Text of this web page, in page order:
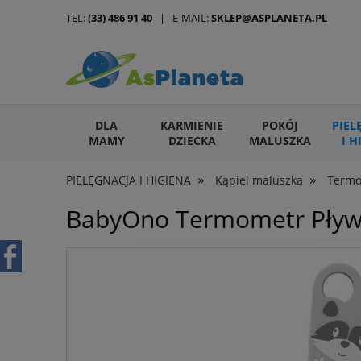
DLA
MAMY
KARMIENIE
DZIECKA
POKÓJ
MALUSZKA
I
ARTYKUŁY DLA ZWIERZĄT
PIELĘGNACJA I HIGIENA » Kąpiel maluszka »
TEL:(33) 486 91 40 | E-MAIL:SKLEP@ASPLANETA.PL
BabyOno Termometr